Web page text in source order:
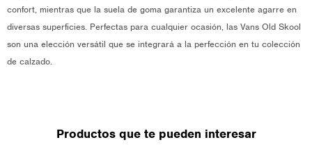
confort, mientras que la suela de goma garantiza un excelente agarre en
diversas superficies. Perfectas para cualquier ocasión, las Vans Old Skool
son una elección versátil que se integrará a la perfección en tu colección
de calzado.
Productos que te pueden interesar